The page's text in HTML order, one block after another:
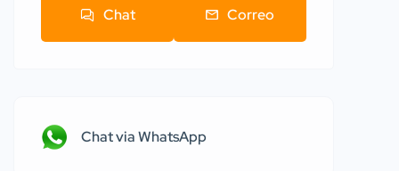
Chat Correo
Chat via WhatsApp